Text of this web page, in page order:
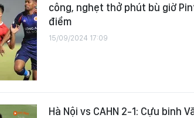
công, nghẹt thở phút bù giờ
điểm
15/09/2024 17:09
Hà Nội vs CAHN 2-1: Cựu binh